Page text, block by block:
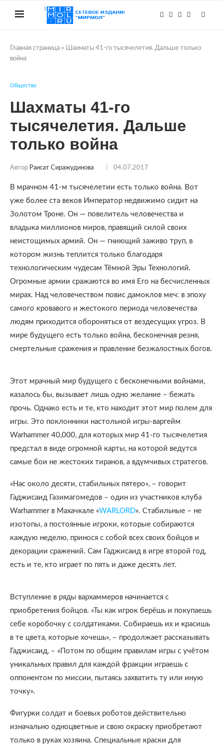
Главная страница » Шахматы 41-го тысячелетия. Дальше только
война
Общество
Шахматы 41-го
тысячелетия. Дальше
только война
Автор Раисат Сиражудинова 04.07.2017
В мрачном 41-м тысячелетии есть только война. Вот
уже более ста веков Император недвижимо сидит на
Золотом Троне. Он — повелитель человечества и
владыка миллионов миров, правящий силой своих
неистощимых армий. Он — гниющий заживо труп, в
котором жизнь теплится только благодаря
технологическим чудесам Тёмной Эры Технологий.
Огромные армии сражаются во имя Его на бесчисленных
мирах. Над человечеством повис дамоклов меч: в эпоху
самого кровавого и жестокого периода человечества
людям приходится обороняться от вездесущих угроз. В
мире будущего есть только война, бесконечная резня,
смертельные сражения и правление безжалостных богов.
Этот мрачный мир будущего с бесконечными войнами,
казалось бы, вызывает лишь одно желание – бежать
прочь. Однако есть и те, кто находит этот мир полем для
игры. Это поклонники настольной игры-варгейм
Warhammer 40,000, для которых мир 41-го тысячелетия
предстал в виде огромной карты, на которой ведутся
самые бои не жестоких тиранов, а вдумчивых стратегов.
«Нас около десяти, стабильных пятеро», – говорит
Гаджисаид Газимагомедов – один из участников клуба
Warhammer в Махачкале «WARLORD». Стабильные – не
изотопы, а постоянные игроки, которые собираются
каждую неделю, принося с собой всех своих бойцов и
декорации сражений. Сам Гаджисаид в игре второй год,
есть и те, кто играет по пять и даже десять лет.
Вступление в ряды вархаммеров начинается с
приобретения бойцов. «Ты как игрок берёшь и покупаешь
себе коробочку с солдатиками. Собираешь их и красишь
в те цвета, которые хочешь», – продолжает рассказывать
Гаджисаид, – «Потом по общим правилам игры с учётом
уникальных правил для каждой фракции играешь с
оппонентом по миссии, пытаясь захватить ту или иную
точку».
Фигурки солдат и боевых роботов действительно
изначально одноцветные и свою окраску приобретают
только в руках хозяина. Специальные краски для